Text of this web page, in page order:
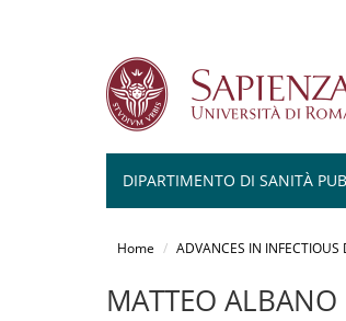
DIPARTIMENTO DI SANITÀ
Home ADVANCES IN INFECTIOUS
MATTEO ALBANO